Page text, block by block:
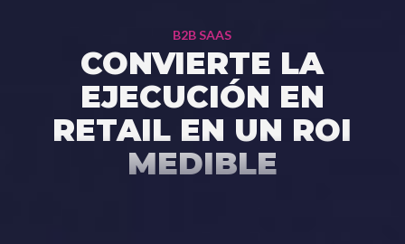
B2B SAAS
CONVIERTE LA
EJECUCIÓN EN
RETAIL EN UN ROI
MEDIBLE